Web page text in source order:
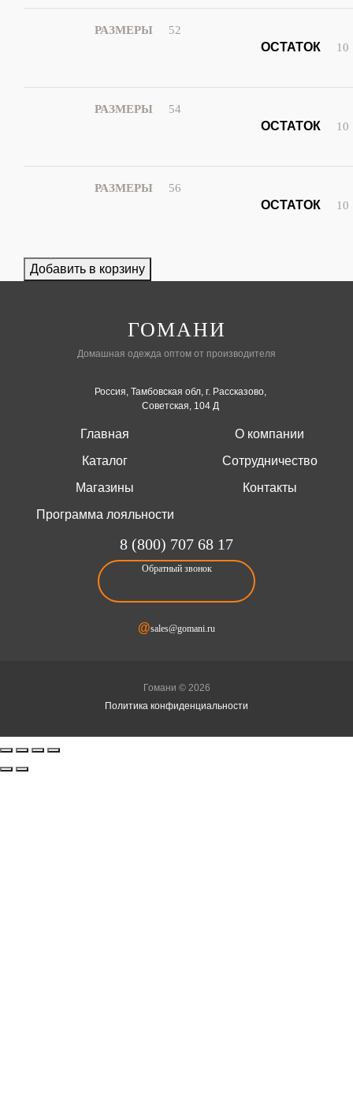
52
10
54
10
56
10
Добавить в корзину
ГОМАНИ
Домашная одежда оптом от производителя
Россия, Тамбовская обл, г. Рассказово,
Советская, 104 Д
Главная
Каталог
Магазины
Программа лояльности
О компании
Сотрудничество
Контакты
8 (800) 707 68 17
Обратный звонок
@sales@gomani.ru
Гомани © 2026
Политика конфиденциальности